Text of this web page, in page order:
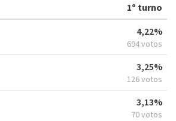
1º turno
4,22%
694 votos
3,25%
126 votos
3,13%
70 votos